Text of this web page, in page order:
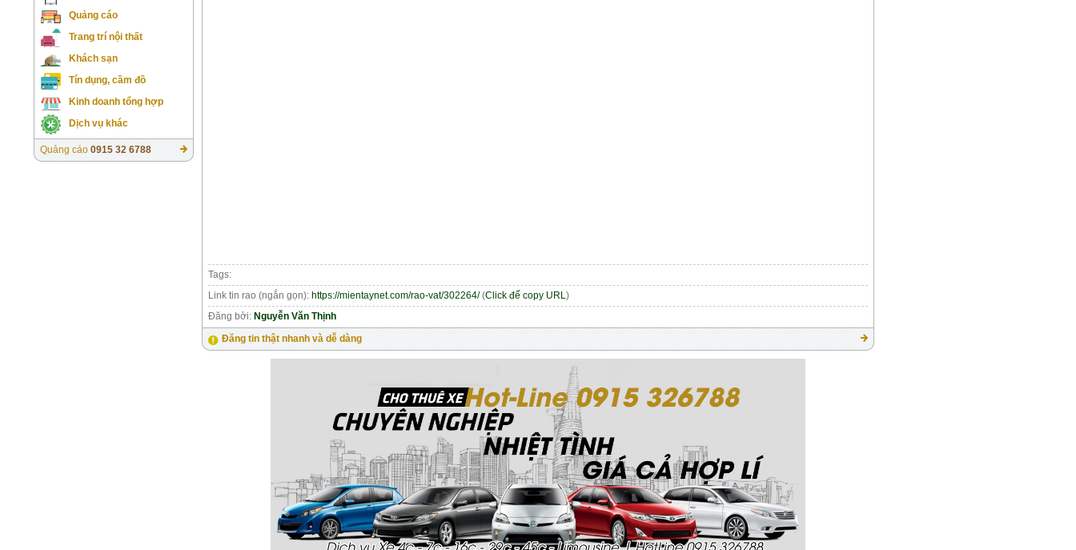
Quảng cáo
Trang trí nội thất
Khách sạn
Tín dụng, cầm đồ
Kinh doanh tổng hợp
Dịch vụ khác
Quảng cáo 0915 32 6788
Tags:
Link tin rao (ngắn gọn): https://mientaynet.com/rao-vat/302264/(Click để copy URL)
Đăng bởi: Nguyễn Văn Thịnh
Đăng tin thật nhanh và dễ dàng